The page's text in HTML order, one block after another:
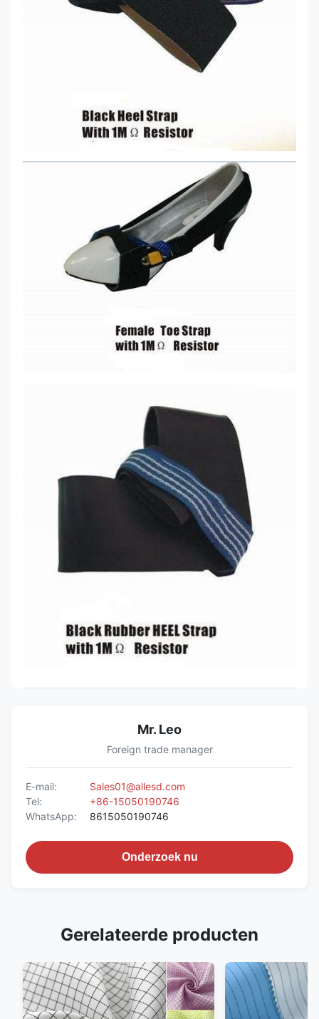
Mr. Leo
Foreign trade manager
E-mail:
Sales01@allesd.com
Tel:
+86-15050190746
WhatsApp:
8615050190746
Onderzoek nu
Gerelateerde producten